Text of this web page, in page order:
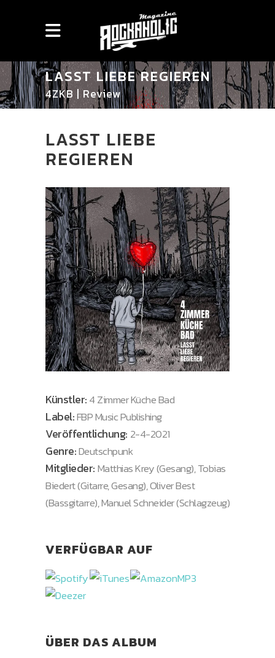
LASST LIEBE REGIEREN
4ZKB | Review
LASST LIEBE
REGIEREN
Künstler:4 Zimmer Küche Bad
Label:FBP Music Publishing
Veröffentlichung: 2-4-2021
Genre:Deutschpunk
Mitglieder:Matthias Krey (Gesang), Tobias
Biedert (Gitarre, Gesang), Oliver Best
(Bassgitarre), Manuel Schneider (Schlagzeug)
VERFÜGBAR AUF
ÜBER DAS ALBUM